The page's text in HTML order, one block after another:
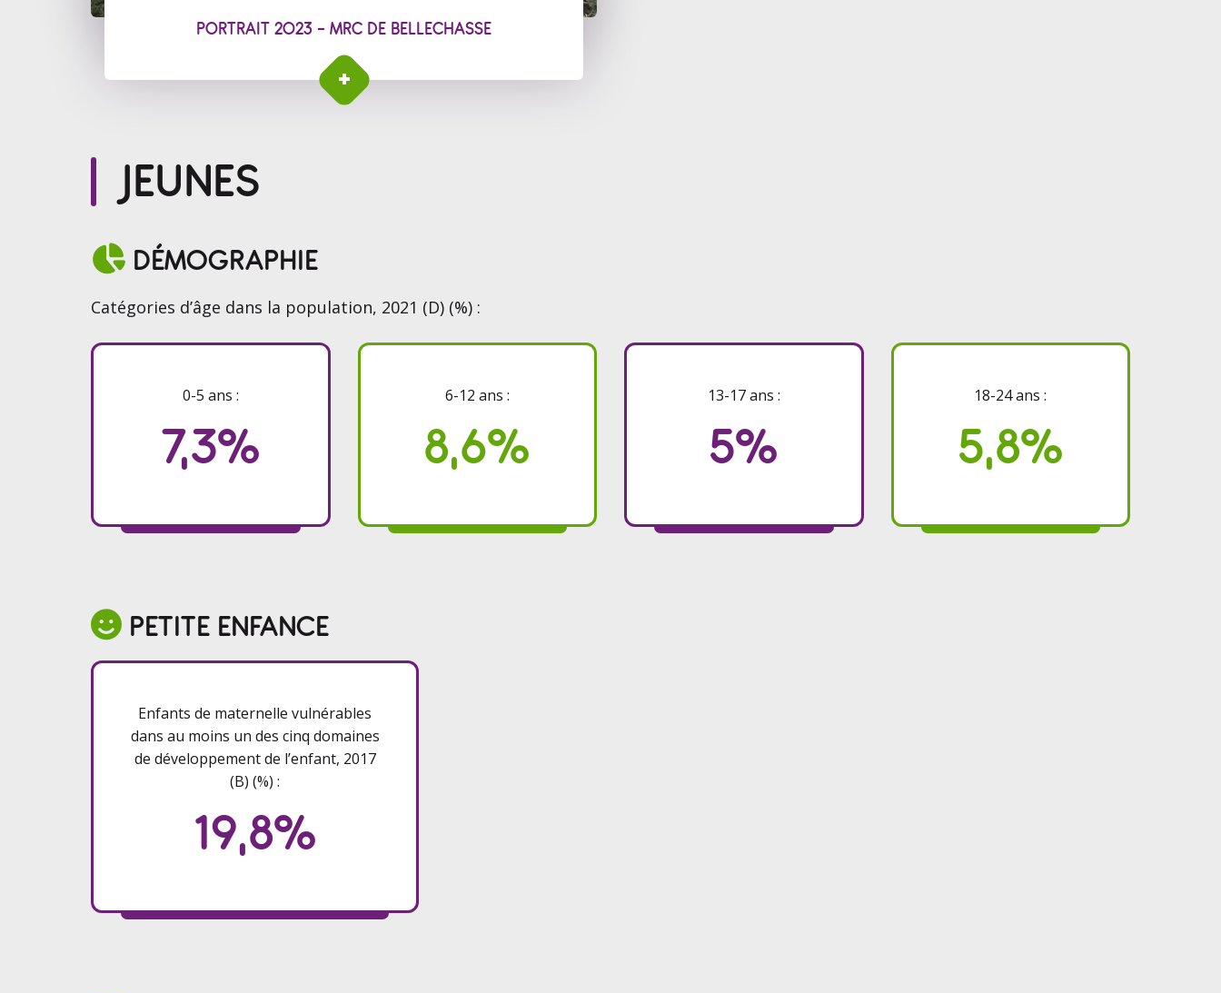
PORTRAIT 2023 - MRC DE BELLECHASSE
JEUNES
 DÉMOGRAPHIE
Catégories d’âge dans la population, 2021 (D) (%) :
0-5 ans :
7,3%
6-12 ans :
8,6%
13-17 ans :
5%
18-24 ans :
5,8%
 PETITE ENFANCE
Enfants de maternelle vulnérables
dans au moins un des cinq domaines
de développement de l’enfant, 2017
(B) (%) :
19,8%